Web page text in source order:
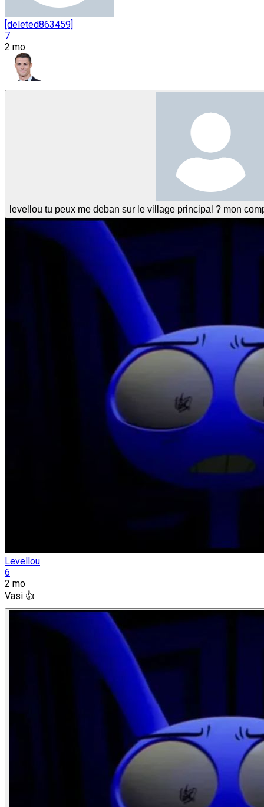
[deleted863459]
7
2 mo
levellou tu peux me deban sur le village principal ? mon
Levellou
6
2 mo
Vasi 👍